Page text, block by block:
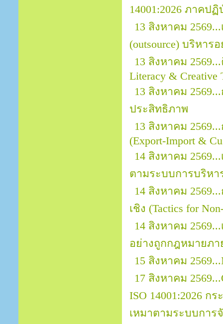
14001:2026 ภาคป
13 สิงหาคม
(outsource) บริหาร
13 สิงหาคม
Literacy & Creative
13 สิงหาคม
ประสิทธิภาพ
13 สิงหาคม
(Export-Import &
14 สิงหาคม
ตามระบบการบริหา
14 สิงหาคม
เชิง (Tactics for
14 สิงหาคม
อย่างถูกกฎหมายภา
15 สิงหาคม
17 สิงหาคม
ISO 14001:2026
เหมาตามระบบการ